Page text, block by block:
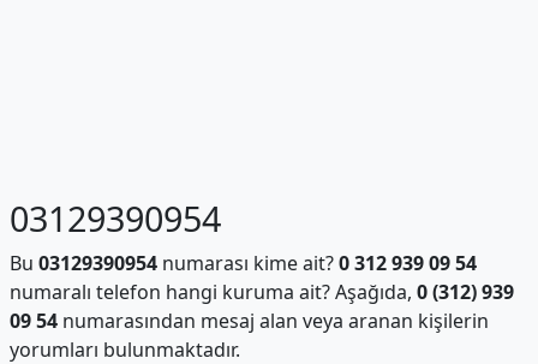
03129390954
Bu 03129390954numarası kime ait?0 312 939 09 54
numaralı telefon hangi kuruma ait? Aşağıda, 0 (312) 939
09 54numarasından mesaj alan veya aranan kişilerin
yorumları bulunmaktadır.